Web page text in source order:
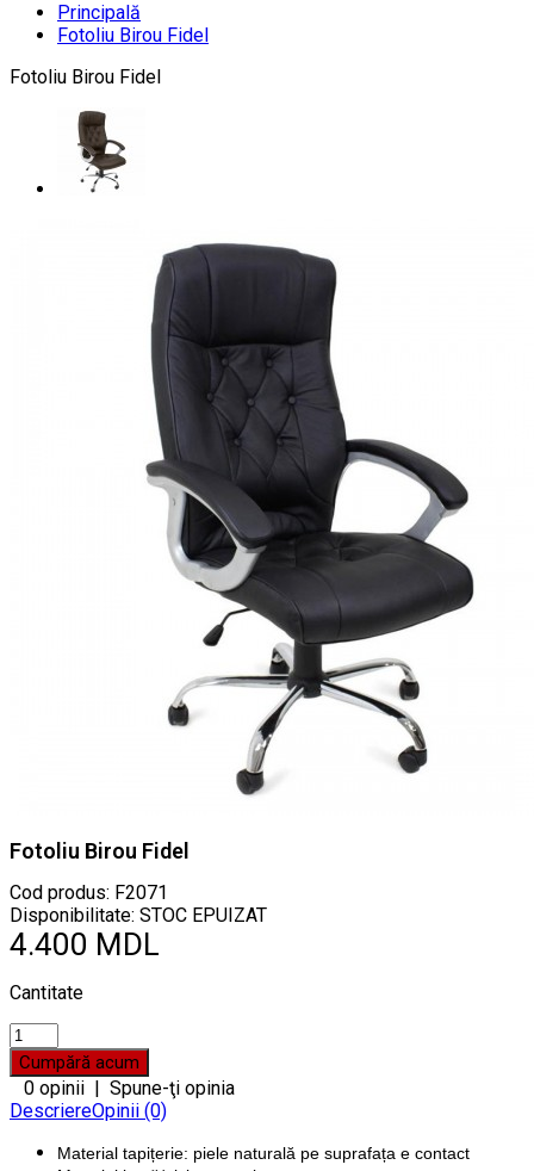
Principală
Fotoliu Birou Fidel
Fotoliu Birou Fidel
Fotoliu Birou Fidel
Cod produs: F2071
Disponibilitate: STOC EPUIZAT
4.400 MDL
Cantitate
0 opinii | Spune-ţi opinia
DescriereOpinii (0)
Material tapițerie: piele naturală pe suprafața e contact